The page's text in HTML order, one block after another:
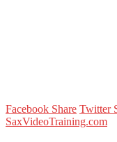
Facebook Share Twitter
SaxVideoTraining.com